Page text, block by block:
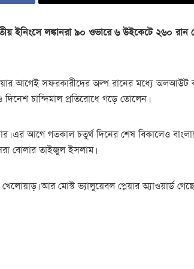
ইনিংসে লঙ্কানরা ৯০ ওভারে ৬ উইকেটে ২৬০
আগেই সফরকারীদের অল্প রানের মধ্যে অলআউট
চান্দিমাল প্রতিরোধে গড়ে তোলেন।
এর আগে গতকাল চতুর্থ দিনের শেষ বিকালেও
বোলার তাইজুল ইসলাম।
আর মোস্ট ভ্যালুয়েবল প্লেয়ার অ্যাওয়ার্ড